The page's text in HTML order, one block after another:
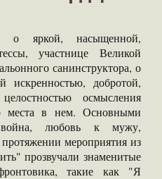
о яркой, насыщенной,
участнице Великой
санинструктора, о
искренностью, добротой,
осмысления
места в нем. Основными
любовь к мужу,
мероприятия из
прозвучали знаменитые
фронтовика, такие как "Я